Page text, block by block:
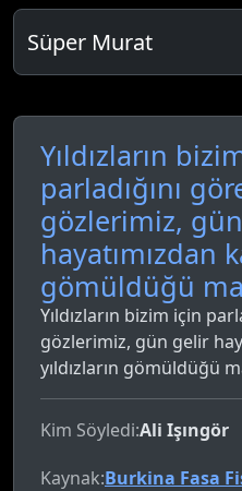
Süper Murat
Yıldızların
parladığını
gözlerimiz,
hayatımızdan
gömüldüğü
Yıldızların bizim için
gözlerimiz, gün gelir
yıldızların gömüldüğü
Kim Söyledi:Ali Işıngör
Kaynak:Burkina Fasa